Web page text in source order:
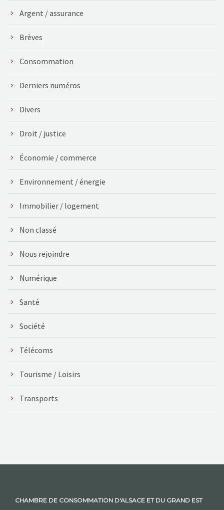
Argent / assurance
Brèves
Consommation
Derniers numéros
Divers
Droit / justice
Économie / commerce
Environnement / énergie
Immobilier / logement
Non classé
Nous rejoindre
Numérique
Santé
Société
Télécoms
Tourisme / Loisirs
Transports
CHAMBRE DE CONSOMMATION D'ALSACE ET DU GRAND EST